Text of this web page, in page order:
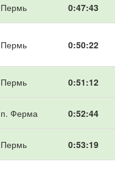
Пермь 0:47:43
Пермь 0:50:22
Пермь 0:51:12
п. Ферма 0:52:44
Пермь 0:53:19